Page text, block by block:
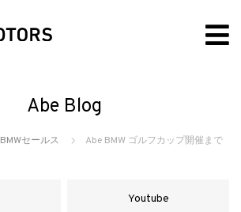
Abe Blog
BMWセールス
Abe BMW ゴルフカップ開催まで
Youtube